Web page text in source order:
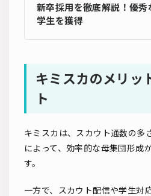
新卒採用を徹底解説！優秀
学生を獲得
キミスカのメリッ
ト
キミスカは、スカウト通数の多
によって、効率的な母集団形成
す。
一方で、スカウト配信や学生対